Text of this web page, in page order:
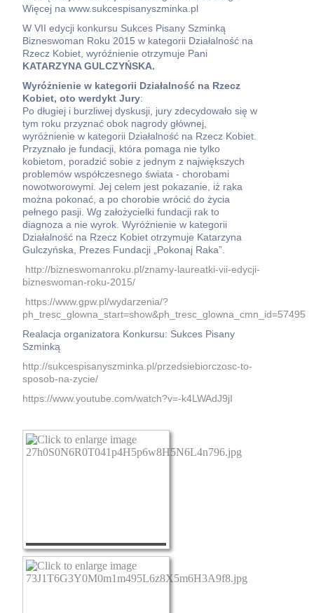
Więcej na www.sukcespisanyszminka.pl
W VII edycji konkursu Sukces Pisany Szminką
Bizneswoman Roku 2015 w kategorii Działalność na
Rzecz Kobiet, wyróźnienie otrzymuje Pani
KATARZYNA GULCZYŃSKA.
Wyróżnienie w kategorii Działalność na Rzecz
Kobiet, oto werdykt Jury:
Po długiej i burzliwej dyskusji, jury zdecydowało się w
tym roku przyznać obok nagrody głównej,
wyróżnienie w kategorii Działalność na Rzecz Kobiet.
Przyznało je fundacji, która pomaga nie tylko
kobietom, poradzić sobie z jednym z największych
problemów współczesnego świata - chorobami
nowotworowymi. Jej celem jest pokazanie, iż raka
można pokonać, a po chorobie wrócić do życia
pełnego pasji. Wg założycielki fundacji rak to
diagnoza a nie wyrok. Wyróżnienie w kategorii
Działalność na Rzecz Kobiet otrzymuje Katarzyna
Gulczyńska, Prezes Fundacji „Pokonaj Raka”.
http://bizneswomanroku.pl/znamy-laureatki-vii-edycji-
bizneswoman-roku-2015/
https://www.gpw.pl/wydarzenia/?
ph_tresc_glowna_start=show&ph_tresc_glowna_cmn_id=57495
Realacja organizatora Konkursu: Sukces Pisany
Szminką
http://sukcespisanyszminka.pl/przedsiebiorczosc-to-
sposob-na-zycie/
https://www.youtube.com/watch?v=-k4LWAdJ9jI